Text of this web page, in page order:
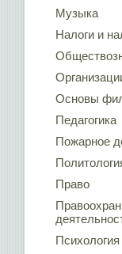
Музыка
Налоги и
Основы
Педагогика
Пожарное
Право
Психология